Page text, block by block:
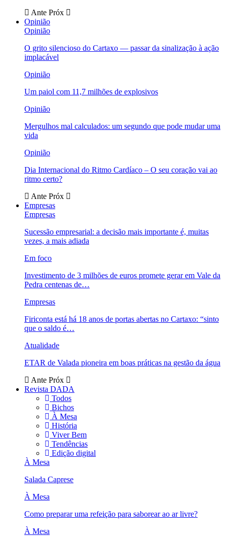
Ante Próx
Opinião
Opinião
O grito silencioso do Cartaxo — passar da sinalização à ação
implacável
Opinião
Um paiol com 11,7 milhões de explosivos
Opinião
Mergulhos mal calculados: um segundo que pode mudar uma
vida
Opinião
Dia Internacional do Ritmo Cardíaco – O seu coração vai ao
ritmo certo?
Ante Próx
Empresas
Empresas
Sucessão empresarial: a decisão mais importante é, muitas
vezes, a mais adiada
Em foco
Investimento de 3 milhões de euros promete gerar em Vale da
Pedra centenas de…
Empresas
Firiconta está há 18 anos de portas abertas no Cartaxo: “sinto
que o saldo é…
Atualidade
ETAR de Valada pioneira em boas práticas na gestão da água
Ante Próx
Revista DADA
Todos
Bichos
À Mesa
História
Viver Bem
Tendências
Edição digital
À Mesa
Salada Caprese
À Mesa
Como preparar uma refeição para saborear ao ar livre?
À Mesa